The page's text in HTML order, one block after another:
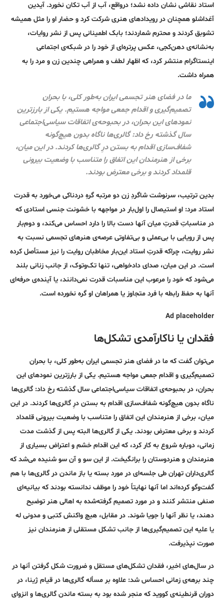
استاد نقاشی نشان داده نشد؛ درواقع، آب از آب تکان نخورد. آیدین
آغداشلو همچنان در رویدادهای هنری شرکت کرد و حضار او را مثل همیشه
تشوبق کردند و محترم شماردند؛ بابک اطمینانی پس از نشر روایات،
به‌نشانه‌ی دهن‌کجی، عکس پرتره‌ای از خود را در شبکه‌ی اجتماعی
اینستاگرام منتشر کرد، که اظهار لطف و همراهی چندین زن و مرد را به
همراه داشت.
ما در فضای هنر تجسمی ایران به‌طور کلی، با بحران
تصمیم‌گیری‌ و اقدام جمعی مواجه هستیم. یکی از بارزترین
نمودهای این بحران، در بحبوحه‌ی اتفاقات سیاسی‌اجتماعی
سال گذشته رخ داد: گالری‌ها ناگاه بدون هیچ‌گونه
شفاف‌سازی اقدام به بستن درِ گالری‌ها کردند. در این میان،
برخی از هنرمندان این اتفاق را متناسب با وضعیت بیرونی
قلمداد کردند و برخی معترض بودند.
بدین ترتیب، سرنوشت شاگردِ زن دو مرتبه گرهِ دردناکی می‌خورد به قدرت
استاد مرد: او استیصال را اول‌بار در مواجهه با خشونت جنسی استادی که
در مناسباتِ قدرتِ میان آنها دست بالا را دارد احساس می‌کند، و دوم‌بار
پس از رویایی با بی‌عملی و بی‌تفاوتی عرصه‌ی هنرهای تجسمی نسبت به
نشر روایت، چراکه قدرتِ استاد این‌بار مخاطبان روایت را نیز مستأصل کرده
است. در این میان، صدای دادخواهی، تنها تک‌وتوک، از جانب زنانی بلند
می‌شود که خود را مرعوب این مناسبات قدرت نمی‌دانند، یا آینده‌ی حرفه‌ای
آنها به حفظ رابطه با فرد متجاوز یا همراهان او گره نخورده است.
Ad placeholder
فقدان یا ناکارآمدی تشکل‌ها
می‌توان گفت که ما در فضای هنر تجسمی ایران به‌طور کلی، با بحران
تصمیم‌گیری‌ و اقدام جمعی مواجه هستیم. یکی از بارزترین نمودهای این
بحران، در بحبوحه‌ی اتفاقات سیاسی‌اجتماعی سال گذشته رخ داد: گالری‌ها
ناگاه بدون هیچ‌گونه شفاف‌سازی اقدام به بستن درِ گالری‌ها کردند. در این
میان، برخی از هنرمندان این اتفاق را متناسب با وضعیت بیرونی قلمداد
کردند و برخی معترض بودند. یکی از گالری‌ها البته پس از گذشت مدت
زمانی، دوباره شروع به کار کرد، که این اقدام خشم و اعتراض بسیاری از
هنرمندان و هنردوستان را برانگیخت. از این سو و آن سو شنیده می‌شد که
گالری‌داران تهران طی جلسه‌ای در مورد بسته یا باز ماندن در گالری‌ها با هم
گفت‌وگو کرده‌اند اما آنها نهایتاً خود را موظف ندانسته بودند که بیانیه‌ای
صنفی منتشر کنند و در مورد تصمیم گرفته‌شده به اهالی هنر توضیح
دهند، یا نظر آنها را جویا شوند. در مقابل، هیچ واکنش کتبی و مدونی له
یا علیه این تصمیم‌گیری‌ها از جانب تشکل مستقلی از هنرمندان نیز
صورت نپذیرفت.
در سال‌های اخیر، فقدان تشکل‌های مستقل و ضرورت شکل گرفتن آنها در
چند برهه‌ی زمانی احساس شد: علاوه بر مسأله گالری‌ها در قیام ژینا، در
دوران قرنطینه‌ی کووید که منجر شده بود به بسته ماندن گالری‌ها و انزوای